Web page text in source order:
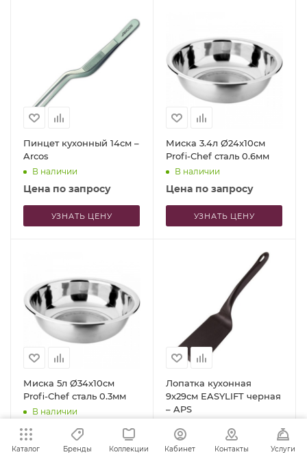
Пинцет кухонный 14см –
Arcos
В наличии
Цена по запросу
УЗНАТЬ ЦЕНУ
Миска 3.4л Ø24x10см
Profi-Chef сталь 0.6мм
В наличии
Цена по запросу
УЗНАТЬ ЦЕНУ
Миска 5л Ø34x10см
Profi-Chef сталь 0.3мм
В наличии
Цена по запросу
Лопатка кухонная
9x29см EASYLIFT черная
– APS
Цена по запросу
Каталог Бренды Коллекции Кабинет Контакты Услуги